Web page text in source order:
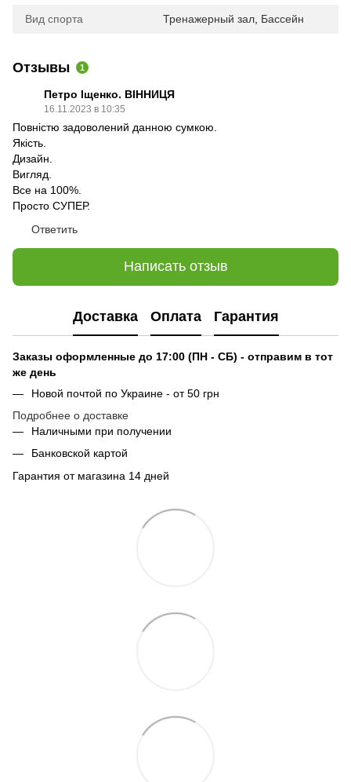
Вид спорта Тренажерный зал Бассейн
Отзывы 1
Петро Іщенко. ВІННИЦЯ
16.11.2023 в 10:35
Повністю задоволений данною сумкою.
Якість.
Дизайн.
Вигляд.
Все на 100%.
Просто СУПЕР.
Ответить
Написать отзыв
Доставка Оплата Гарантия
Заказы оформленные до 17:00 (ПН - СБ) - отправим в тот
же день
Новой почтой по Украине - от 50 грн
Подробнее о доставке
Наличными при получении
Банковской картой
Гарантия от магазина 14 дней